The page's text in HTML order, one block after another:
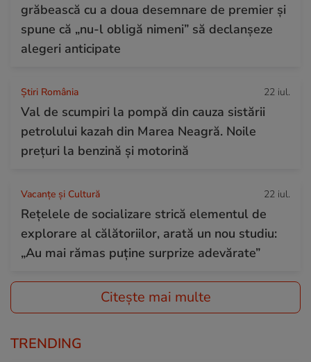
grăbească cu a doua desemnare de premier și
spune că „nu-l obligă nimeni” să declanșeze
alegeri anticipate
Știri România 22 iul.
Val de scumpiri la pompă din cauza sistării
petrolului kazah din Marea Neagră. Noile
prețuri la benzină și motorină
Vacanțe și Cultură 22 iul.
Rețelele de socializare strică elementul de
explorare al călătoriilor, arată un nou studiu:
„Au mai rămas puține surprize adevărate”
Citește mai multe
TRENDING